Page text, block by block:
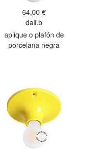
64,00 €
dali.b
aplique o plafón de
porcelana negra